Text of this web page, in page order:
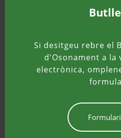
Si desitgeu rebre el
d'Osonament a la
electrònica,
Formulari